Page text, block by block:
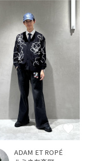
ADAM ET ROPÉ